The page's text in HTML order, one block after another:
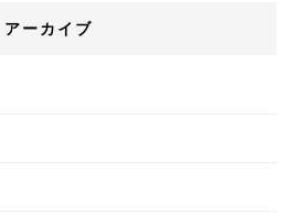
アーカイブ